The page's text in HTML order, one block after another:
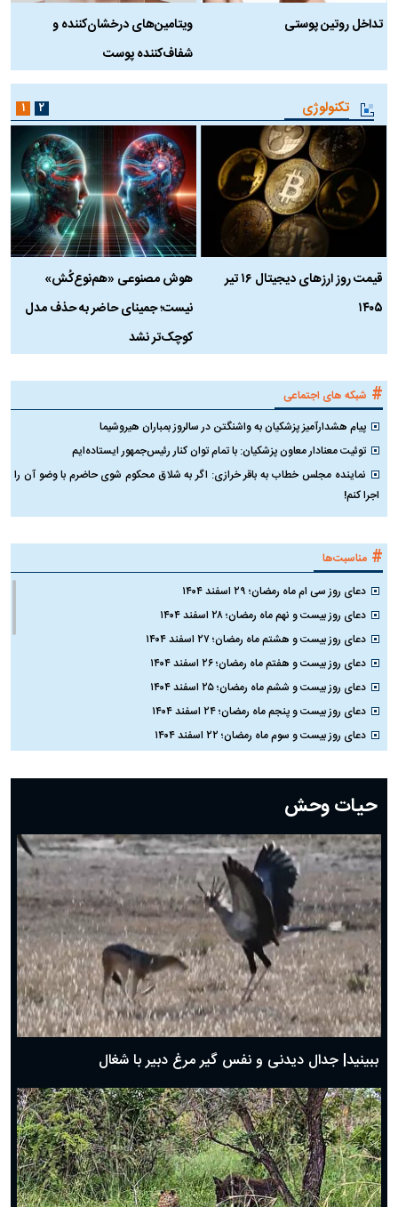
تداخل روتین پوستی
ویتامین‌های درخشان‌کننده و
شفاف‌کننده پوست
تکنولوژی
قیمت روز ارز‌های دیجیتال ۱۶ تیر
۱۴۰۵
هوش مصنوعی «هم‌نوع‌کُش»
نیست؛ جمینای حاضر به حذف مدل
کوچک‌تر نشد
۱ ۲
# شبکه های اجتماعی
پیام هشدارآمیز پزشکیان به واشنگتن در سالروز بمباران هیروشیما
توئیت معنادار معاون پزشکیان: با تمام توان کنار رئیس‌جمهور ایستاده‌ایم
نماینده مجلس خطاب به باقر خرازی: اگر به شلاق محکوم شوی حاضرم با وضو آن را
اجرا کنم!
# مناسبت‌ها
دعای روز سی ام ماه رمضان؛ ۲۹ اسفند ۱۴۰۴
دعای روز بیست و نهم ماه رمضان؛ ۲۸ اسفند ۱۴۰۴
دعای روز بیست و هشتم ماه رمضان؛ ۲۷ اسفند ۱۴۰۴
دعای روز بیست و هفتم ماه رمضان؛ ۲۶ اسفند ۱۴۰۴
دعای روز بیست و ششم ماه رمضان؛ ۲۵ اسفند ۱۴۰۴
دعای روز بیست و پنجم ماه رمضان؛ ۲۴ اسفند ۱۴۰۴
دعای روز بیست و سوم ماه رمضان؛ ۲۲ اسفند ۱۴۰۴
دعای روز بیستم ماه رمضان؛ ۱۹ اسفند ۱۴۰۴
دعای روز هشتم ماه مبارک رمضان؛ ۷ اسفند ماه ۱۴۰۴
دعای روز هفتم ماه رمضان؛ ۶ اسفند ۱۴۰۴
دعای روز ششم ماه رمضان؛ ۵ اسفند ۱۴۰۴
دعای روز پنجم ماه رمضان؛ ۴ اسفند ۱۴۰۴
دعای روز چهارم ماه مبارک رمضان؛ ۳ اسفند ۱۴۰۴
دعای روز سوم ماه مبارک رمضان؛ ۱۴ اسفند ۱۴۰۴
دعای روز دوم ماه مبارک رمضان ۱ اسفند ماه ۱۴۰۴
دعای روز اول ماه مبارک رمضان، ۳۰ بهمن ۱۴۰۴
حضرت زینب(س) چگونه از دنیا رفت؟
بهترین پیامک تبریک روز پدر ۱۴۰۴؛ جملات زیبا و صمیمانه
حیات وحش
ببینید| جدال دیدنی و نفس گیر مرغ دبیر با شغال